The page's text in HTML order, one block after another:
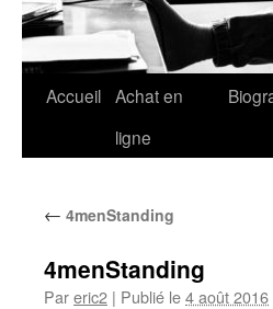
Accueil Achat en
ligne
← 4menStanding
4menStanding
Pareric2 | Publié le4 août 2016